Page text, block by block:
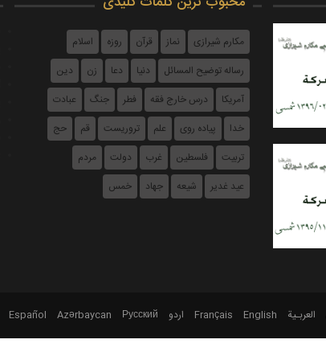
احکام شرکت - جلسه ۱۲۶ -
مکارم شیرازی نماز قرآن روزه
اسلام
رساله توضیح المسائل
دنیا دعا زن
دین
آمریکا
درس خارج فقه فطر جنگ
عبادت
خدا
پیاده روی علم تروریست قم
حج
تربیت
فلسطین غرب دولت
مردم
عيد غدير
شیعه جهاد خمس
العربـیة English
Français اردو Русский
Azərbaycan
Español